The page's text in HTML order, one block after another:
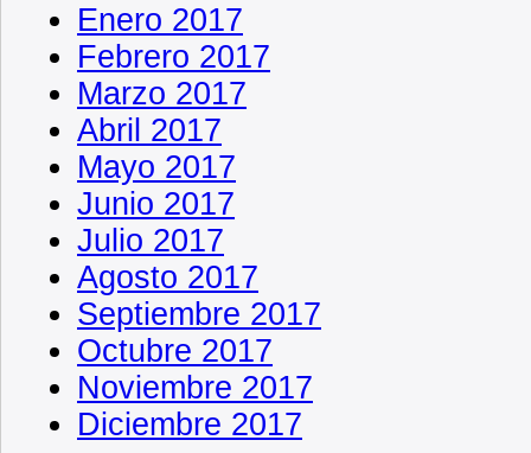
Enero 2017
Febrero 2017
Marzo 2017
Abril 2017
Mayo 2017
Junio 2017
Julio 2017
Agosto 2017
Septiembre 2017
Octubre 2017
Noviembre 2017
Diciembre 2017